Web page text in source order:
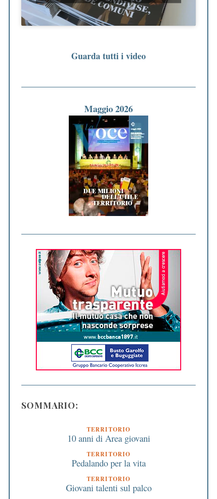
Guarda tutti i video
Maggio 2026
SOMMARIO:
TERRITORIO
10 anni di Area giovani
TERRITORIO
Pedalando per la vita
TERRITORIO
Giovani talenti sul palco